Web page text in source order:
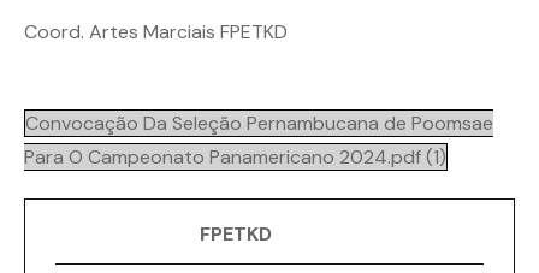
Coord. Artes Marciais FPETKD
Convocação Da Seleção Pernambucana de Poomsae
Para O Campeonato Panamericano 2024.pdf (1)
FPETKD